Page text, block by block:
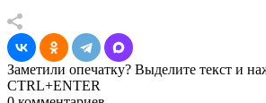
Заметили опечатку? Выделите текст и
CTRL+ENTER